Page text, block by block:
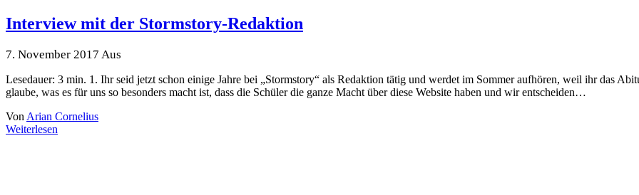
Interview mit der Stormstory-Redaktion
7. November 2017 Aus
Lesedauer: 3 min. 1. Ihr seid jetzt schon einige Jahre bei „Stormstory“ als Redaktion tätig und werdet im Sommer aufhören, weil ihr das
glaube, was es für uns so besonders macht ist, dass die Schüler die ganze Macht über diese Website haben und wir entscheiden…
Von Arian Cornelius
Weiterlesen